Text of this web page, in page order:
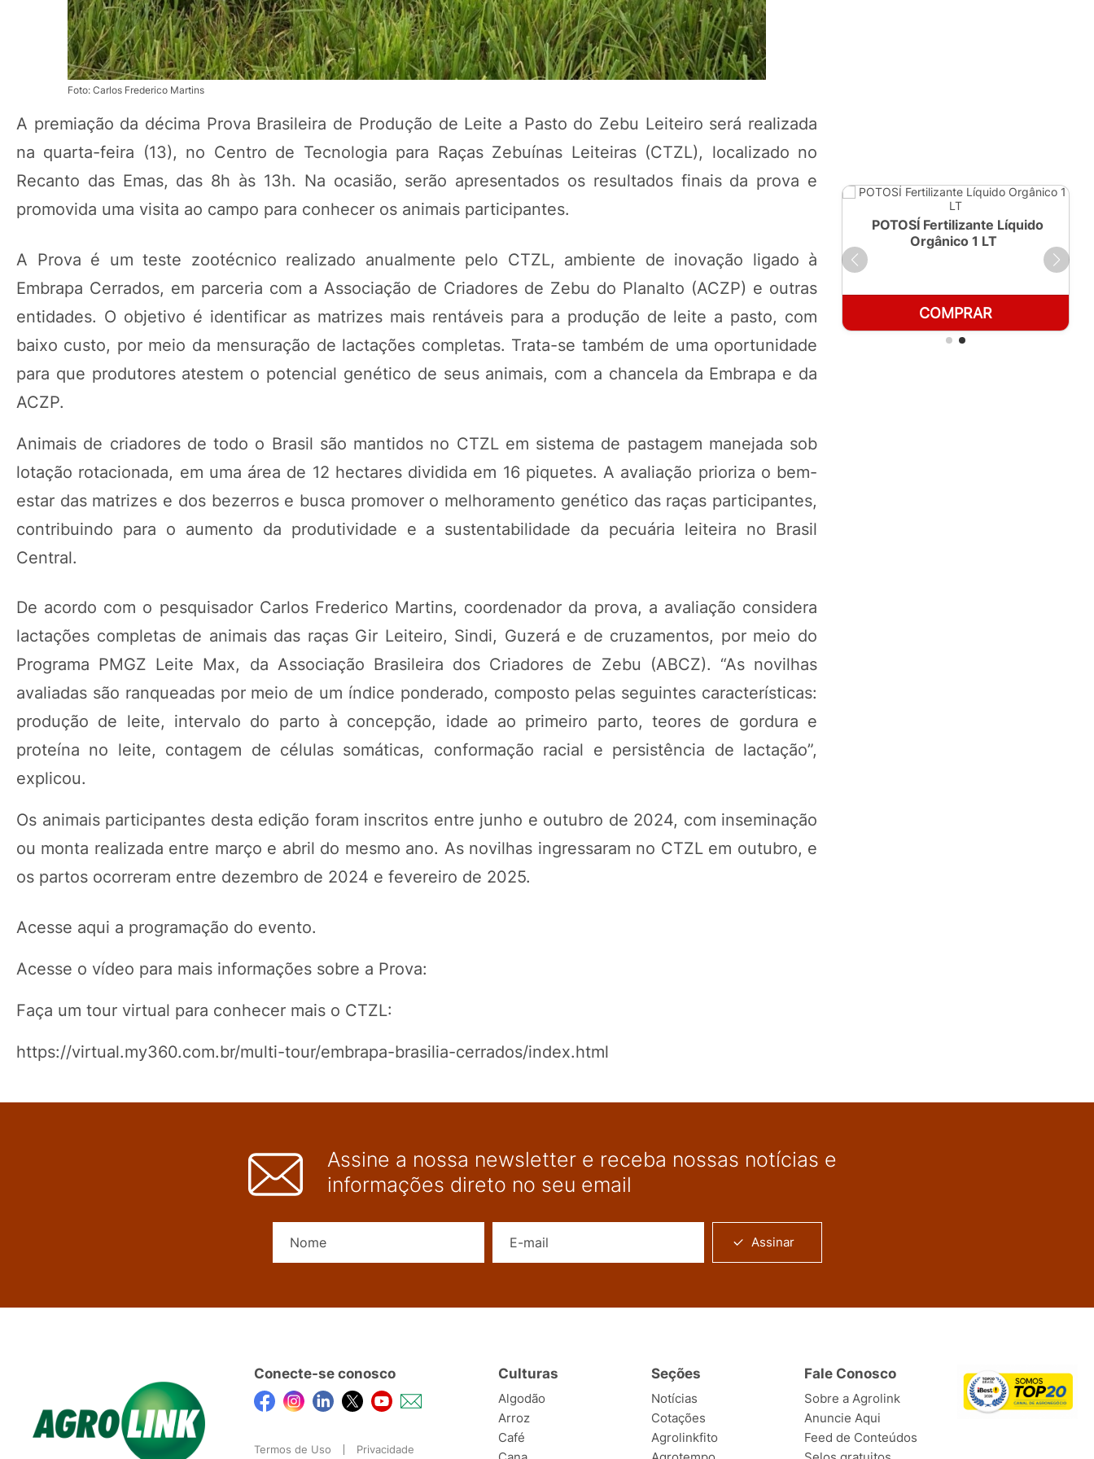
Foto: Carlos Frederico Martins
A premiação da décima Prova Brasileira de Produção de Leite a Pasto do Zebu Leiteiro será realizada
na quarta-feira (13), no Centro de Tecnologia para Raças Zebuínas Leiteiras (CTZL), localizado no
Recanto das Emas, das 8h às 13h. Na ocasião, serão apresentados os resultados finais da prova e
promovida uma visita ao campo para conhecer os animais participantes.
A Prova é um teste zootécnico realizado anualmente pelo CTZL, ambiente de inovação ligado à
Embrapa Cerrados, em parceria com a Associação de Criadores de Zebu do Planalto (ACZP) e outras
entidades. O objetivo é identificar as matrizes mais rentáveis para a produção de leite a pasto, com
baixo custo, por meio da mensuração de lactações completas. Trata-se também de uma oportunidade
para que produtores atestem o potencial genético de seus animais, com a chancela da Embrapa e da
ACZP.
Animais de criadores de todo o Brasil são mantidos no CTZL em sistema de pastagem manejada sob
lotação rotacionada, em uma área de 12 hectares dividida em 16 piquetes. A avaliação prioriza o bem-
estar das matrizes e dos bezerros e busca promover o melhoramento genético das raças participantes,
contribuindo para o aumento da produtividade e a sustentabilidade da pecuária leiteira no Brasil
Central.
De acordo com o pesquisador Carlos Frederico Martins, coordenador da prova, a avaliação considera
lactações completas de animais das raças Gir Leiteiro, Sindi, Guzerá e de cruzamentos, por meio do
Programa PMGZ Leite Max, da Associação Brasileira dos Criadores de Zebu (ABCZ). “As novilhas
avaliadas são ranqueadas por meio de um índice ponderado, composto pelas seguintes características:
produção de leite, intervalo do parto à concepção, idade ao primeiro parto, teores de gordura e
proteína no leite, contagem de células somáticas, conformação racial e persistência de lactação”,
explicou.
Os animais participantes desta edição foram inscritos entre junho e outubro de 2024, com inseminação
ou monta realizada entre março e abril do mesmo ano. As novilhas ingressaram no CTZL em outubro, e
os partos ocorreram entre dezembro de 2024 e fevereiro de 2025.
Acesse aqui a programação do evento.
Acesse o vídeo para mais informações sobre a Prova:
Faça um tour virtual para conhecer mais o CTZL:
https://virtual.my360.com.br/multi-tour/embrapa-brasilia-cerrados/index.html
COMPRAR
POTOSÍ Fertilizante Líquido
Orgânico 1 LT
COMPRAR
Assine a nossa newsletter e receba nossas notícias e
informações direto no seu email
Assinar
Conecte-se conosco
Termos de Uso Privacidade
Culturas
Algodão
Arroz
Café
Seções
Notícias
Cotações
Agrolinkfito
Fale Conosco
Sobre a Agrolink
Anuncie Aqui
Feed de Conteúdos